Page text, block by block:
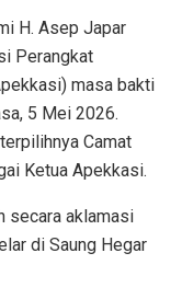
H. Asep Japar
Perangkat
masa bakti
5 Mei 2026.
Camat
Ketua Apekkasi.
secara aklamasi
di Saung Hegar